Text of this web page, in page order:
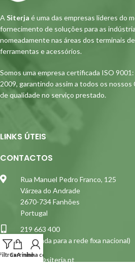
A Siterja é uma das empresas lideres do
fornecimento de soluções para as
nomeadamente nas áreas dos terminais
ferramentas e acessórios.
Somos uma empresa certificada ISO
2009, garantindo assim a todos os
de qualidade no serviço prestado.
LINKS ÚTEIS
CONTACTOS
Rua Manuel Pedro Franco, 125
Várzea do Andrade
2670-734 Fanhões
Portugal
219 663 400
(Chamada para a rede fixa nacional)
siterja@siterja.pt
Carrinho
A minha conta